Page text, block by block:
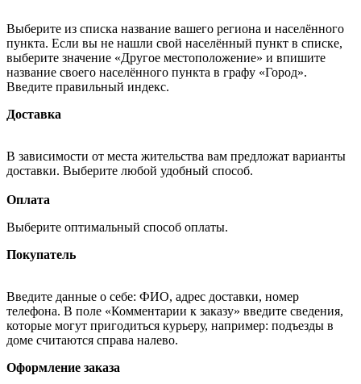
Выберите из списка название вашего региона и населённого
пункта. Если вы не нашли свой населённый пункт в списке,
выберите значение «Другое местоположение» и впишите
название своего населённого пункта в графу «Город».
Введите правильный индекс.
Доставка
В зависимости от места жительства вам предложат варианты
доставки. Выберите любой удобный способ.
Оплата
Выберите оптимальный способ оплаты.
Покупатель
Введите данные о себе: ФИО, адрес доставки, номер
телефона. В поле «Комментарии к заказу» введите сведения,
которые могут пригодиться курьеру, например: подъезды в
доме считаются справа налево.
Оформление заказа